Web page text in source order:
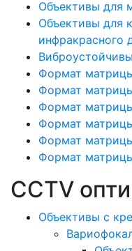
Объективы для
Объективы для
инфракрасного
Формат матрицы:
Формат матрицы:
Формат
Формат
Формат
Формат
CCTV
Объективы с